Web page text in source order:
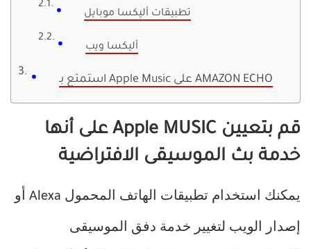
تطبيقات أليكسا موبايل
أليكسا ويب
استمتع بـ Apple Music على AMAZON ECHO
قم بتعيين Apple MUSIC على أنها
خدمة بث الموسيقى الافتراضية
يمكنك استخدام تطبيقات الهاتف المحمول Alexa أو
إصدار الويب لتغيير خدمة دفق الموسيقى